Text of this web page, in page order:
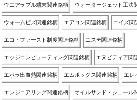
ウエアラブル端末関連銘柄 ウォータージェット工法
ウォームビズ関連銘柄 エアコン関連銘柄 エイズ関
エコ・ファースト制度関連銘柄 エステ関連銘柄
エッジコンピューティング関連銘柄 エヌビディア関
エボラ出血熱関連銘柄 エムポックス関連銘柄 エレ
エンジニアリング関連銘柄 オイルサンド・シェール